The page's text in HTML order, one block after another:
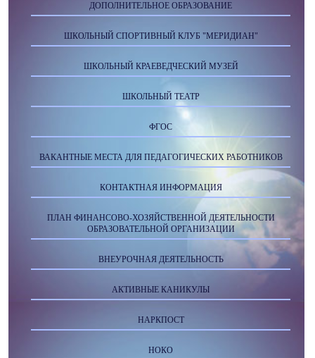
ДОПОЛНИТЕЛЬНОЕ ОБРАЗОВАНИЕ
ШКОЛЬНЫЙ СПОРТИВНЫЙ КЛУБ "МЕРИДИАН"
ШКОЛЬНЫЙ КРАЕВЕДЧЕСКИЙ МУЗЕЙ
ШКОЛЬНЫЙ ТЕАТР
ФГОС
ВАКАНТНЫЕ МЕСТА ДЛЯ ПЕДАГОГИЧЕСКИХ РАБОТНИКОВ
КОНТАКТНАЯ ИНФОРМАЦИЯ
ПЛАН ФИНАНСОВО-ХОЗЯЙСТВЕННОЙ ДЕЯТЕЛЬНОСТИ
ОБРАЗОВАТЕЛЬНОЙ ОРГАНИЗАЦИИ
ВНЕУРОЧНАЯ ДЕЯТЕЛЬНОСТЬ
АКТИВНЫЕ КАНИКУЛЫ
НАРКПОСТ
НОКО